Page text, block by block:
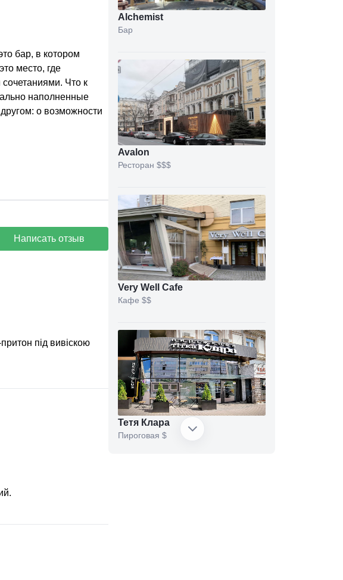
бар, в котором
место, где
Что к
наполненные
о возможности
Написать отзыв
під вивіскою
Alchemist
Бар
Avalon
Ресторан $$$
Very Well Cafe
Кафе $$
Тетя Клара
Пироговая $